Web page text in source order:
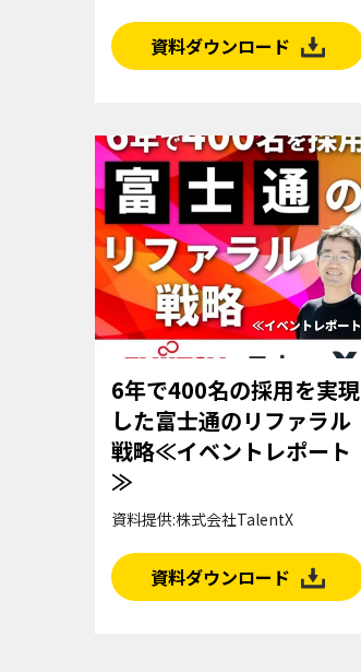
資料ダウンロード
6年で400名の採用を実現
した富士通のリファラル
戦略≪イベントレポート
≫
資料提供:株式会社TalentX
資料ダウンロード